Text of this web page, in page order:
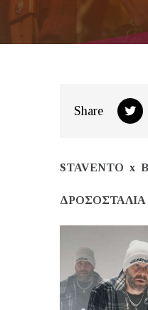
Share
STAVENTO x
ΔΡΟΣΟΣΤΑΛΙΑ